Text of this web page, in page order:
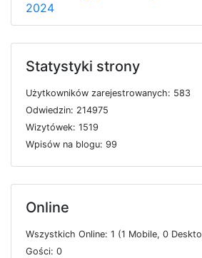
2024
Statystyki strony
Użytkowników zarejestrowanych: 583
Odwiedzin: 214975
Wizytówek: 1519
Wpisów na blogu: 99
Online
Wszystkich Online: 1 (1 Mobile, 0 Deskto
Gości: 0